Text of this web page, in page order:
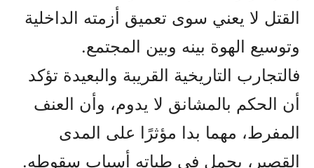
القتل لا يعني سوى تعميق أزمته الداخلية
وتوسيع الهوة بينه وبين المجتمع.
فالتجارب التاريخية القريبة والبعيدة تؤكد
أن الحكم بالمشانق لا يدوم، وأن العنف
المفرط، مهما بدا مؤثرًا على المدى
القصير، يحمل في طياته أسباب سقوطه.